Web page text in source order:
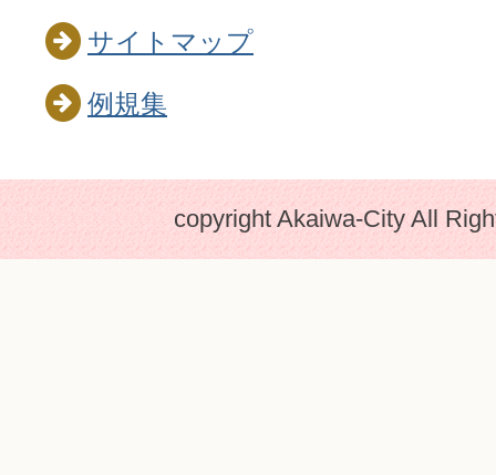
サイトマップ
例規集
copyright Akaiwa-City All